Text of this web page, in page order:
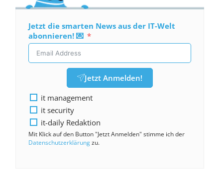
Jetzt die smarten News aus der IT-Welt
abonnieren! 💌
Jetzt Anmelden!
it management
it security
it-daily Redaktion
Mit Klick auf den Button "Jetzt Anmelden" stimme ich der
Datenschutzerklärungzu.